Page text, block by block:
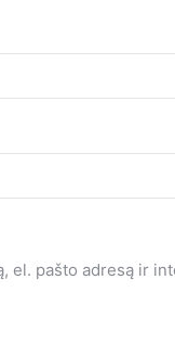
el. pašto adresą ir